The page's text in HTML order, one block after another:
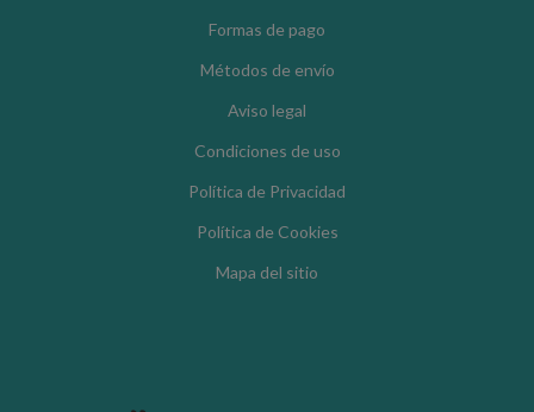
Formas de pago
Métodos de envío
Aviso legal
Condiciones de uso
Política de Privacidad
Política de Cookies
Mapa del sitio